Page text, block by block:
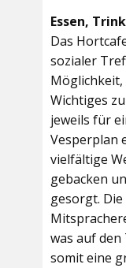
Essen,
Das
sozialer
Möglichkeit,
Wichtiges
jeweils für
Vesperplan
vielfältige
gebacken
gesorgt.
was auf
somit eine